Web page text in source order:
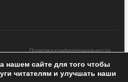
Политика конфиденциальности
LTD © 2020 All Rights Reserved /
нашем сайте для того чтобы
читателям и улучшать наши